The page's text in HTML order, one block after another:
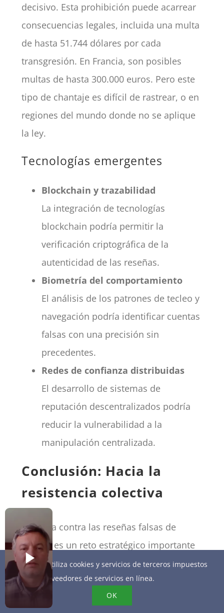
decisivo. Esta prohibición puede acarrear
consecuencias legales, incluida una multa
de hasta 51.744 dólares por cada
transgresión. En Francia, son posibles
multas de hasta 300.000 euros. Pero este
tipo de chantaje es difícil de rastrear, o en
regiones del mundo donde no se aplique
la ley.
Tecnologías emergentes
Blockchain y trazabilidad
La integración de tecnologías
blockchain podría permitir la
verificación criptográfica de la
autenticidad de las reseñas.
Biometría del comportamiento
El análisis de los patrones de tecleo y
navegación podría identificar cuentas
falsas con una precisión sin
precedentes.
Redes de confianza distribuidas
El desarrollo de sistemas de
reputación descentralizados podría
reducir la vulnerabilidad a la
manipulación centralizada.
Conclusión: Hacia la
resistencia colectiva
La lucha contra las reseñas falsas de
Google es un reto estratégico importante
para la economía digital. Mantener la
integridad de tu perfil de Google Business
no consiste sólo en eliminar las reseñas
Este sitio utiliza cookies y servicios de terceros impuestos
por los proveedores de servicios en línea.
OK